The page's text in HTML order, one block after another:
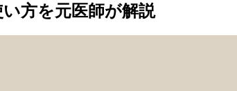
方を元医師が解説